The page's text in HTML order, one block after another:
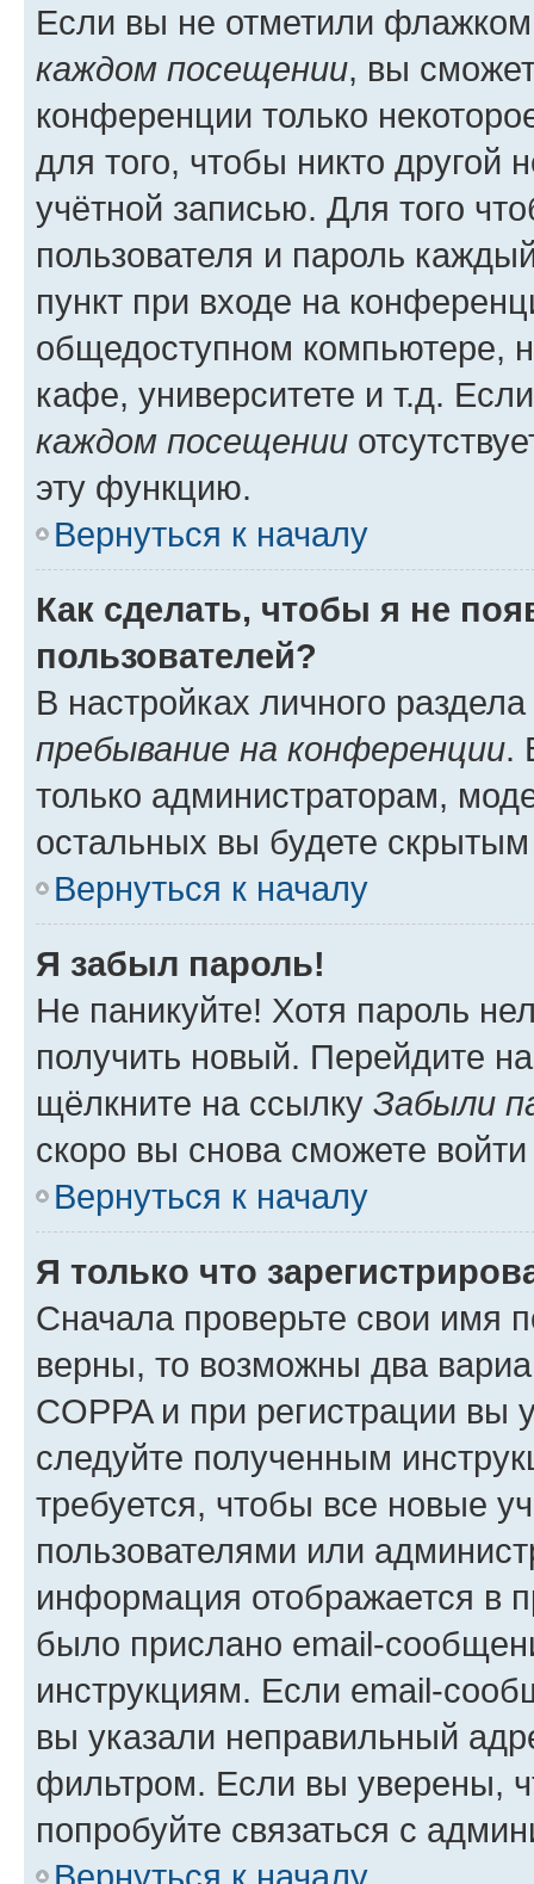
Если вы не отметили
каждом посещении, вы
конференции только
для того, чтобы никто другой
учётной записью. Для того
пользователя и пароль
пункт при входе на
общедоступном компьютере,
кафе, университете и т.д.
каждом посещении
эту функцию.
Вернуться к началу
Как сделать, чтобы я не
пользователей?
В настройках личного
пребывание на конференции.
только администраторам,
остальных вы будете
Вернуться к началу
Я забыл пароль!
Не паникуйте! Хотя пароль
получить новый. Перейдите
щёлкните на ссылку Забыли
скоро вы снова сможете
Вернуться к началу
Я только что
Сначала проверьте свои имя
верны, то возможны два
COPPA и при регистрации вы
следуйте полученным
требуется, чтобы все новые
пользователями или
информация отображается в
было прислано email-
инструкциям. Если email-
вы указали неправильный
фильтром. Если вы уверены,
попробуйте связаться с
Вернуться к началу